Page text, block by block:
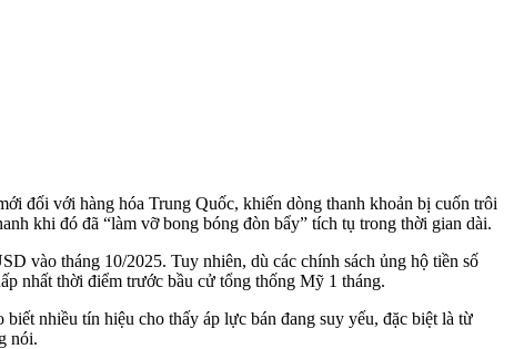
đối với hàng hóa Trung Quốc, khiến dòng thanh khoản bị cuốn trôi
khi đó đã “làm vỡ bong bóng đòn bẩy” tích tụ trong thời gian dài.
vào tháng 10/2025. Tuy nhiên, dù các chính sách ủng hộ tiền số
nhất thời điểm trước bầu cử tổng thống Mỹ 1 tháng.
nhiều tín hiệu cho thấy áp lực bán đang suy yếu, đặc biệt là từ
nói.